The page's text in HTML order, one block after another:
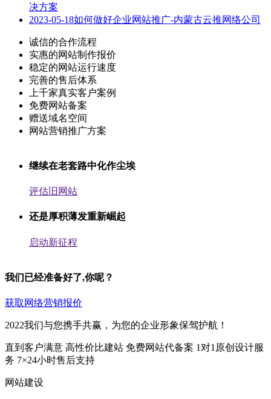
决方案
2023-05-18如何做好企业网站推广-内蒙古云推网络公司
诚信的合作流程
实惠的网站制作报价
稳定的网站运行速度
完善的售后体系
上千家真实客户案例
免费网站备案
赠送域名空间
网站营销推广方案
继续在老套路中化作尘埃
评估旧网站
还是厚积薄发重新崛起
启动新征程
我们已经准备好了,你呢？
获取网络营销报价
2022我们与您携手共赢，为您的企业形象保驾护航！
直到客户满意 高性价比建站 免费网站代备案 1对1原创设计服
务 7×24小时售后支持
网站建设